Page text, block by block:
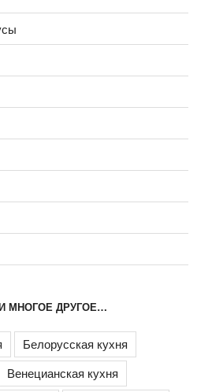
МНОГОЕ ДРУГОЕ…
Белорусская кухня
Венецианская кухня